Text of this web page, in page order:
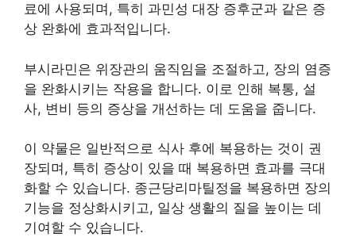
료에 사용되며, 특히 과민성 대장 증후군과 같은 증
상 완화에 효과적입니다.
부시라민은 위장관의 움직임을 조절하고, 장의 염증
을 완화시키는 작용을 합니다. 이로 인해 복통, 설
사, 변비 등의 증상을 개선하는 데 도움을 줍니다.
이 약물은 일반적으로 식사 후에 복용하는 것이 권
장되며, 특히 증상이 있을 때 복용하면 효과를 극대
화할 수 있습니다. 종근당리마틸정을 복용하면 장의
기능을 정상화시키고, 일상 생활의 질을 높이는 데
기여할 수 있습니다.